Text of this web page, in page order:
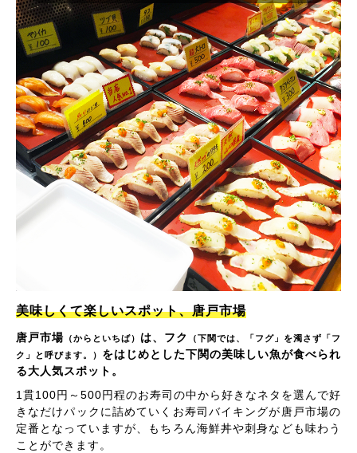
美味しくて楽しいスポット、唐戸市場
唐戸市場 （からといちば） は、フク
（下関では、「フグ」を濁さず「フ
ク」と呼びます。） をはじめとした下関の美味しい魚が食べられ
る大人気スポット。
1貫100円～500円程のお寿司の中から好きなネタを選んで好
きなだけパックに詰めていくお寿司バイキングが唐戸市場の
定番となっていますが、もちろん海鮮丼や刺身なども味わう
ことができます。